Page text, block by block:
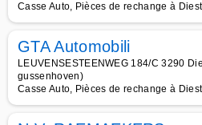
Casse Auto, Pièces de rechange à Diest
GTA Automobili
LEUVENSESTEENWEG 184/C 3290
gussenhoven)
Casse Auto, Pièces de rechange à Diest